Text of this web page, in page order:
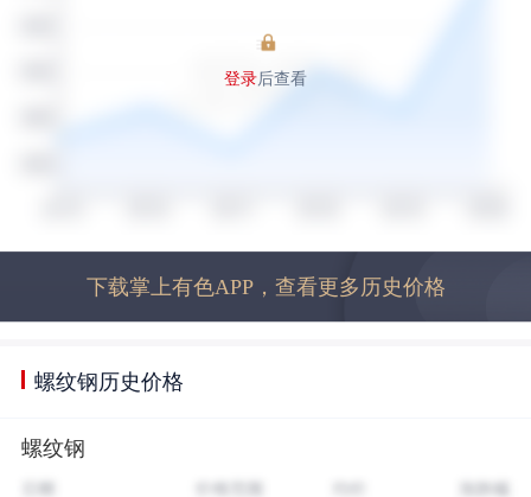
登录后查看
下载掌上有色APP，查看更多历史价格
螺纹钢历史价格
螺纹钢